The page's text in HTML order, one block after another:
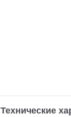
Технические